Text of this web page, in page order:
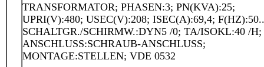
TRANSFORMATOR; PHASEN:3; PN(KVA):25;
UPRI(V):480; USEC(V):208; ISEC(A):69,4;
SCHALTGR./SCHIRMW.:DYN5 /0; TA/ISOKL:40 /H;
ANSCHLUSS:SCHRAUB-ANSCHLUSS;
MONTAGE:STELLEN; VDE 0532